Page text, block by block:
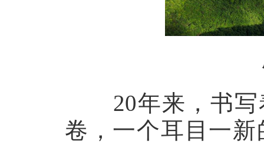
20年来，书写
卷，一个耳目一